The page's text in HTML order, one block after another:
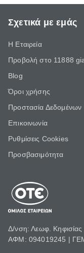
Σχετικά με εμάς
Η Εταιρεία
Προβολή στο 11888
Blog
Όροι χρήσης
Προστασία Δεδομένων
Επικοινωνία
Ρυθμίσεις Cookies
Προσβασιμότητα
Δ/νση: Λεωφ.
ΑΦΜ: 094019245 |